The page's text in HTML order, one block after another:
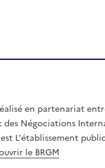
en partenariat
des Négociations
est L'établissement
le BRGM